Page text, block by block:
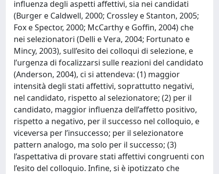
influenza degli aspetti affettivi, sia nei candidati
(Burger e Caldwell, 2000; Crossley e Stanton, 2005;
Fox e Spector, 2000; McCarthy e Goffin, 2004) che
nei selezionatori (Delli e Vera, 2004; Fortunato e
Mincy, 2003), sull’esito dei colloqui di selezione, e
l’urgenza di focalizzarsi sulle reazioni del candidato
(Anderson, 2004), ci si attendeva: (1) maggior
intensità degli stati affettivi, soprattutto negativi,
nel candidato, rispetto al selezionatore; (2) per il
candidato, maggior influenza dell’affetto positivo,
rispetto a negativo, per il successo nel colloquio, e
viceversa per l’insuccesso; per il selezionatore
pattern analogo, ma solo per il successo; (3)
l’aspettativa di provare stati affettivi congruenti con
l’esito del colloquio. Infine, si è ipotizzato che